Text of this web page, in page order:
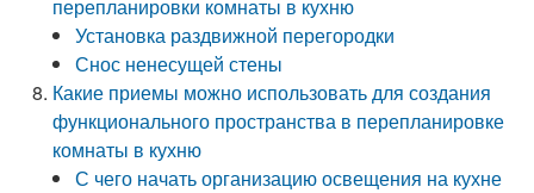
перепланировки комнаты в кухню
Установка раздвижной перегородки
Снос ненесущей стены
Какие приемы можно использовать для создания
функционального пространства в перепланировке
комнаты в кухню
С чего начать организацию освещения на кухне